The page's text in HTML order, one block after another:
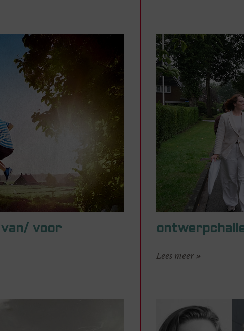
voor
Lees meer »